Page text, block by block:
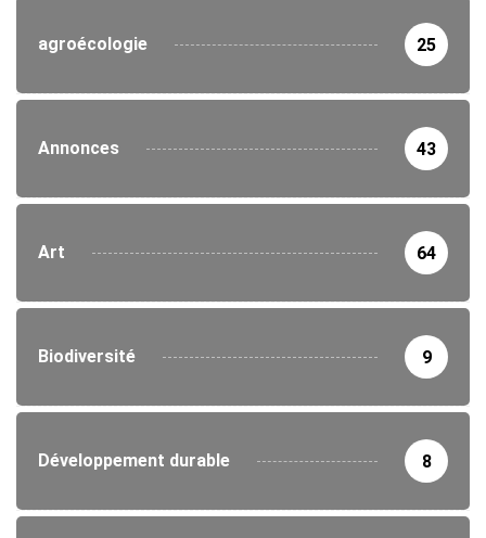
agroécologie 25
Annonces 43
Art 64
Biodiversité 9
Développement durable 8